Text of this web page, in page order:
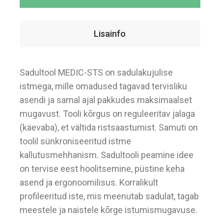
Lisainfo
Sadultool MEDIC-STS on sadulakujulise
istmega, mille omadused tagavad tervisliku
asendi ja samal ajal pakkudes maksimaalset
mugavust. Tooli kõrgus on reguleeritav jalaga
(käevaba), et vältida ristsaastumist. Samuti on
toolil sünkroniseeritud istme
kallutusmehhanism. Sadultooli peamine idee
on tervise eest hoolitsemine, püstine keha
asend ja ergonoomilisus. Korralikult
profileeritud iste, mis meenutab sadulat, tagab
meestele ja naistele kõrge istumismugavuse.